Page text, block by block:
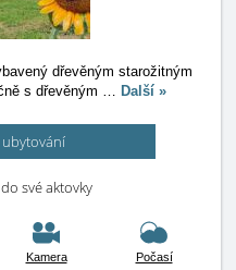
dřevěným starožitným
s dřevěným … Další »
své aktovky
Kamera Počasí